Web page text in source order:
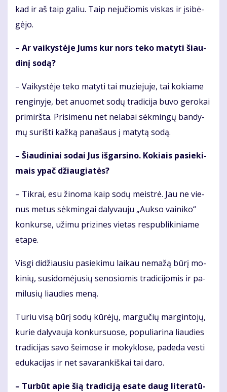
kad ir aš taip ga­liu. Taip ne­ju­čio­mis vis­kas ir įsi­bė­
gė­jo.
– Ar vai­kys­tė­je Jums kur nors te­ko ma­ty­ti šiau­
di­nį so­dą?
– Vai­kys­tė­je te­ko ma­ty­ti tai mu­zie­ju­je, tai ko­kia­me
ren­gi­ny­je, bet anuo­met so­dų tra­di­ci­ja bu­vo ge­ro­kai
pri­mirš­ta. Pri­si­me­nu net ne­la­bai sėk­min­gų ban­dy­
mų su­riš­ti kaž­ką pa­na­šaus į ma­ty­tą so­dą.
– Šiau­di­niai so­dai Jus iš­gar­si­no. Ko­kiais pa­sie­ki­
mais ypač džiau­gia­tės?
– Tik­rai, esu ži­no­ma kaip so­dų meist­rė. Jau ne vie­
nus me­tus sėk­min­gai da­ly­vau­ju „Auk­so vai­ni­ko“
kon­kur­se, už­imu pri­zi­nes vie­tas res­pub­li­ki­nia­me
eta­pe.
Vis­gi di­džiau­siu pa­sie­ki­mu lai­kau ne­ma­žą bū­rį mo­
ki­nių, su­si­do­mė­ju­sių se­no­sio­mis tra­di­ci­jo­mis ir pa­
mi­lu­sių liau­dies me­ną.
Tu­riu vi­są bū­rį so­dų kū­rė­jų, mar­gu­čių mar­gin­to­jų,
ku­rie da­ly­vau­ja kon­kur­suo­se, po­pu­lia­ri­na liau­dies
tra­di­ci­jas sa­vo šei­mo­se ir mo­kyk­lo­se, pa­de­da ves­ti
edu­ka­ci­jas ir net sa­va­ran­kiš­kai tai da­ro.
– Tur­būt apie šią tra­di­ci­ją esa­te daug li­te­ra­tū­